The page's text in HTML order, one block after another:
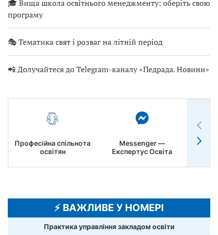
🎓 Вища школа освітнього менеджменту: оберіть свою
програму
🎭 Тематика свят і розваг на літній період
📲 Долучайтеся до Telegram-каналу «Педрада. Новини»
Професійна спільнота
освітян
Messenger —
Експертус Освіта
⚡️ ВАЖЛИВЕ У НОМЕРІ
Практика управління закладом освіти